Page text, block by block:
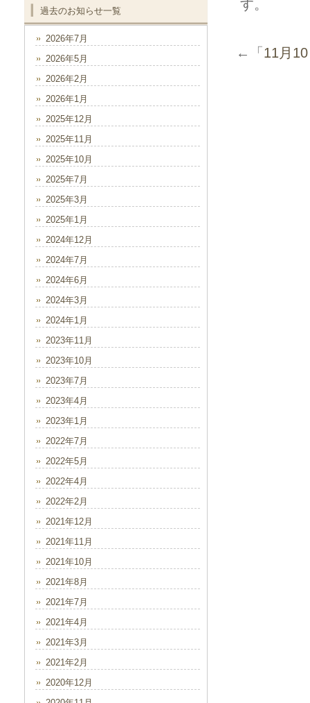
す。
←「 11月
過去のお知らせ一覧
2026年7月
2026年5月
2026年2月
2026年1月
2025年12月
2025年11月
2025年10月
2025年7月
2025年3月
2025年1月
2024年12月
2024年7月
2024年6月
2024年3月
2024年1月
2023年11月
2023年10月
2023年7月
2023年4月
2023年1月
2022年7月
2022年5月
2022年4月
2022年2月
2021年12月
2021年11月
2021年10月
2021年8月
2021年7月
2021年4月
2021年3月
2021年2月
2020年12月